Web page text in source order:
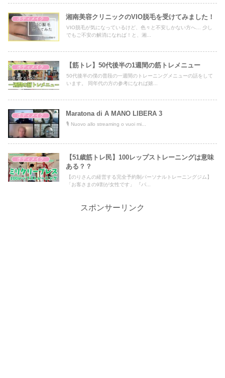
ボディメイク 湘南美容クリニックのVIO脱毛を受けてみました！
VIO脱毛が気になっているけど、色々と不安しかない方へ… 少し
でもご不安の解消になれば！と、湘...
ボディメイク 【筋トレ】50代後半の1週間の筋トレメニュー
50代後半の僕の普段の一週間のトレーニングメニューの話をして
います。 同年代の方の参考になれば嬉...
ボディメイク Maratona di A MANO LIBERA 3
🎙️ Nuovo allo streaming o vuoi mi...
ボディメイク
【51歳筋トレ民】100レップストレーニングは意味
ある？？
【のりさんの経営する完全予約制パーソナルトレーニングジム】
「お客さまの9割が女性です」 『パ...
スポンサーリンク